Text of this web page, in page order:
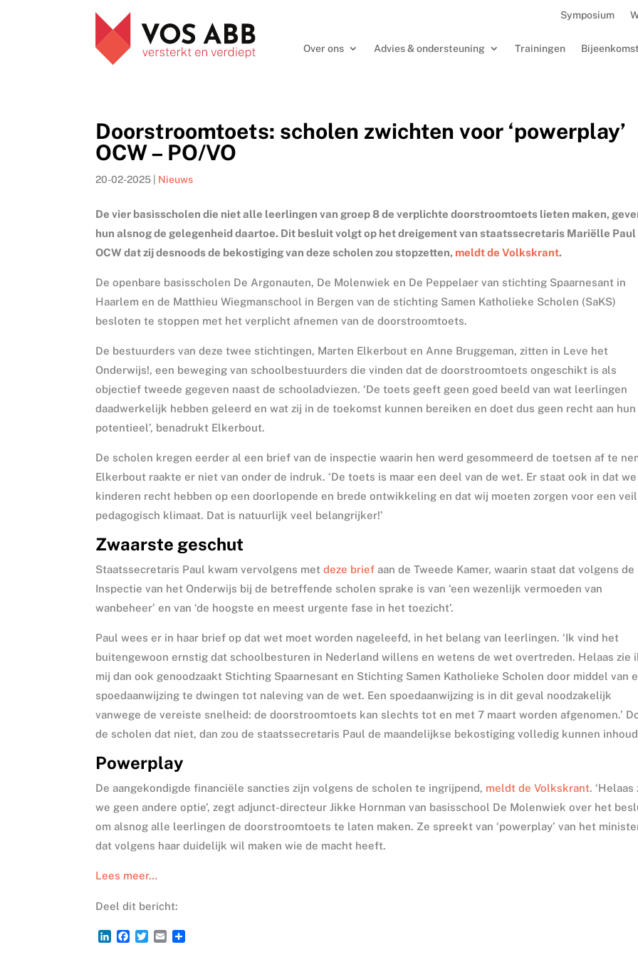
Symposium
Over ons Advies & ondersteuning Trainingen
Doorstroomtoets: scholen zwichten voor ‘powerplay’
OCW – PO/VO
20-02-2025 Nieuws
De vier basisscholen die niet alle leerlingen van groep 8 de verplichte doorstroomtoets lieten maken,
hun alsnog de gelegenheid daartoe. Dit besluit volgt op het dreigement van staatssecretaris Mariëlle Paul
OCW dat zij desnoods de bekostiging van deze scholen zou stopzetten, meldt de Volkskrant.
De openbare basisscholen De Argonauten, De Molenwiek en De Peppelaer van stichting Spaarnesant in
Haarlem en de Matthieu Wiegmanschool in Bergen van de stichting Samen Katholieke Scholen (SaKS)
besloten te stoppen met het verplicht afnemen van de doorstroomtoets.
De bestuurders van deze twee stichtingen, Marten Elkerbout en Anne Bruggeman, zitten in Leve het
Onderwijs!, een beweging van schoolbestuurders die vinden dat de doorstroomtoets ongeschikt is als
objectief tweede gegeven naast de schooladviezen. ‘De toets geeft geen goed beeld van wat leerlingen
daadwerkelijk hebben geleerd en wat zij in de toekomst kunnen bereiken en doet dus geen recht aan hun
potentieel’, benadrukt Elkerbout.
De scholen kregen eerder al een brief van de inspectie waarin hen werd gesommeerd de toetsen af te
Elkerbout raakte er niet van onder de indruk. ‘De toets is maar een deel van de wet. Er staat ook in dat we
kinderen recht hebben op een doorlopende en brede ontwikkeling en dat wij moeten zorgen voor een
pedagogisch klimaat. Dat is natuurlijk veel belangrijker!’
Zwaarste geschut
Staatssecretaris Paul kwam vervolgens metdeze brief aan de Tweede Kamer, waarin staat dat volgens de
Inspectie van het Onderwijs bij de betreffende scholen sprake is van ‘een wezenlijk vermoeden van
wanbeheer’ en van ‘de hoogste en meest urgente fase in het toezicht’.
Paul wees er in haar brief op dat wet moet worden nageleefd, in het belang van leerlingen. ‘Ik vind het
buitengewoon ernstig dat schoolbesturen in Nederland willens en wetens de wet overtreden. Helaas zie
mij dan ook genoodzaakt Stichting Spaarnesant en Stichting Samen Katholieke Scholen door middel van
spoedaanwijzing te dwingen tot naleving van de wet. Een spoedaanwijzing is in dit geval noodzakelijk
vanwege de vereiste snelheid: de doorstroomtoets kan slechts tot en met 7 maart worden afgenomen.’
de scholen dat niet, dan zou de staatssecretaris Paul de maandelijkse bekostiging volledig kunnen
Powerplay
De aangekondigde financiële sancties zijn volgens de scholen te ingrijpend, meldt de Volkskrant. ‘Helaas
we geen andere optie’, zegt adjunct-directeur Jikke Hornman van basisschool De Molenwiek over het
om alsnog alle leerlingen de doorstroomtoets te laten maken. Ze spreekt van ‘powerplay’ van het
dat volgens haar duidelijk wil maken wie de macht heeft.
Lees meer…
Deel dit bericht:
L
F
T
E